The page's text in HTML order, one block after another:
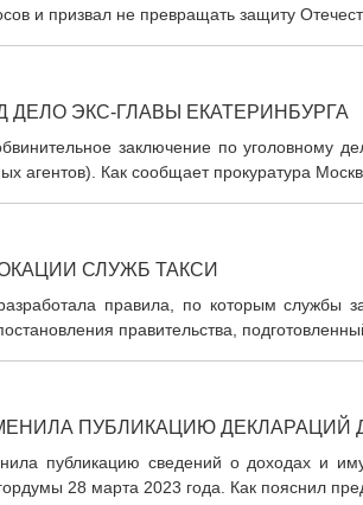
и призвал не превращать защиту
ДЕЛО ЭКС-ГЛАВЫ ЕКАТЕРИНБУРГА
заключение по уголовному
агентов). Как сообщает прокуратура
СЛУЖБ ТАКСИ
правила, по которым службы
правительства,
ПУБЛИКАЦИЮ ДЕКЛАРАЦИЙ
публикацию сведений о доходах и
28 марта 2023 года. Как пояснил